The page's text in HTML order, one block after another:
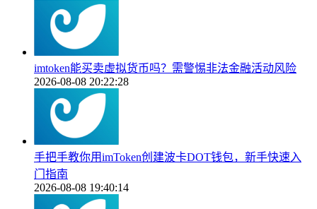
imtoken能买卖虚拟货币吗？需警惕非法金融活动风险
2026-08-08 20:22:28
手把手教你用imToken创建波卡DOT钱包，新手快速入
门指南
2026-08-08 19:40:14